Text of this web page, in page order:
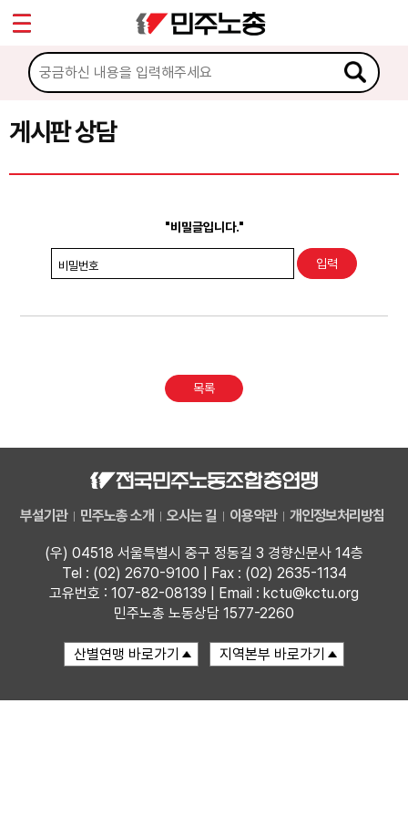
게시판 상담
"비밀글입니다."
비밀번호
목록
부설기관 민주노총 소개 오시는 길 이용약관 개인정보처리방침
(우) 04518 서울특별시 중구 정동길 3 경향신문사 14층
Tel : (02) 2670-9100 | Fax : (02) 2635-1134
고유번호 : 107-82-08139 | Email : kctu@kctu.org
민주노총 노동상담 1577-2260
마이페이지
소개
소식
노동상담
권리찾기수첩 검색
찾아보기
Sketchbook5, 스케치북5
Sketchbook5, 스케치북5